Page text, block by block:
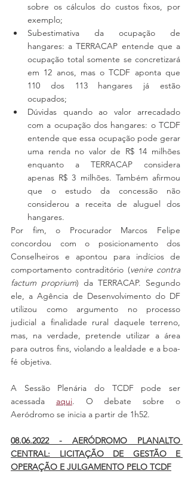
sobre os cálculos do custos fixos, por
exemplo;
Subestimativa da ocupação de
hangares: a TERRACAP entende que a
ocupação total somente se concretizará
em 12 anos, mas o TCDF aponta que
110 dos 113 hangares já estão
ocupados;
Dúvidas quando ao valor arrecadado
com a ocupação dos hangares: o TCDF
entende que essa ocupação pode gerar
uma renda no valor de R$ 14 milhões
enquanto a TERRACAP considera
apenas R$ 3 milhões. Também afirmou
que o estudo da concessão não
considerou a receita de aluguel dos
hangares.
Por fim, o Procurador Marcos Felipe
concordou com o posicionamento dos
Conselheiros e apontou para indícios de
comportamento contraditório (venire contra
factum proprium) da TERRACAP. Segundo
ele, a Agência de Desenvolvimento do DF
utilizou como argumento no processo
judicial a finalidade rural daquele terreno,
mas, na verdade, pretende utilizar a área
para outros fins, violando a lealdade e a boa-
fé objetiva.
A Sessão Plenária do TCDF pode ser
acessada aqui. O debate sobre o
Aeródromo se inicia a partir de 1h52.
08.06.2022 - AERÓDROMO PLANALTO
CENTRAL: LICITAÇÃO DE GESTÃO E
OPERAÇÃO E JULGAMENTO PELO TCDF